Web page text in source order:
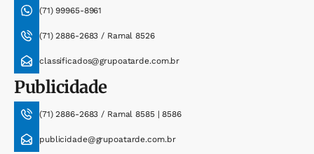
(71) 99965-8961
(71) 2886-2683 / Ramal 8526
classificados@grupoatarde.com.br
Publicidade
(71) 2886-2683 / Ramal 8585 | 8586
publicidade@grupoatarde.com.br